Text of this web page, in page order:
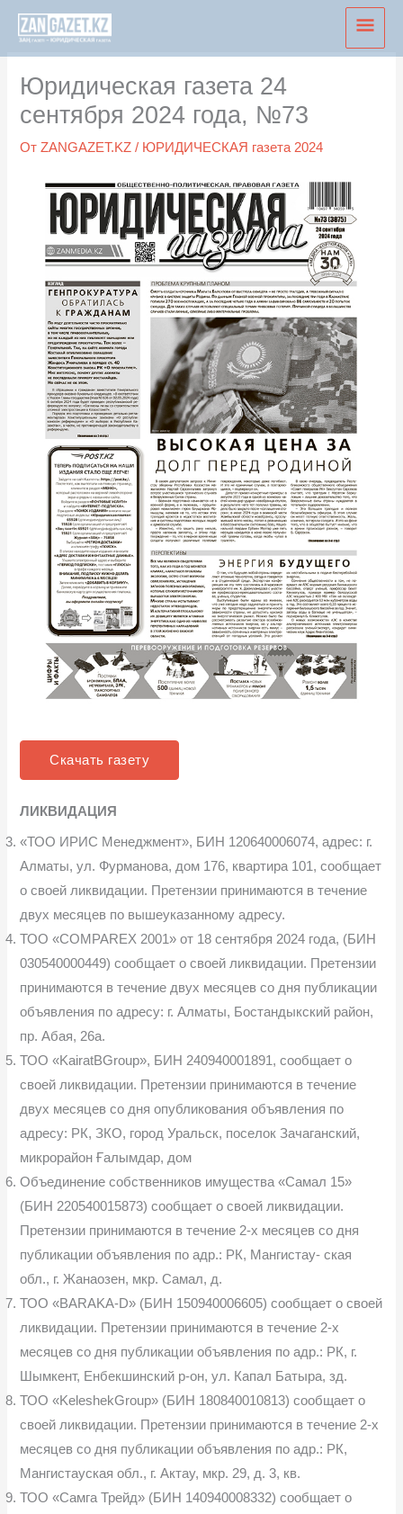
Перейти
содержимому
Юридическая газета 24
сентября 2024 года, №73
ОтZANGAZET.KZ/ ЮРИДИЧЕСКАЯ газета 2024
Скачать газету
ЛИКВИДАЦИЯ
«ТОО ИРИС Менеджмент», БИН 120640006074, адрес: г.
Алматы, ул. Фурманова, дом 176, квартира 101, сообщает
о своей ликвидации. Пре­тензии принимаются в течение
двух месяцев по вышеуказанному адресу.
ТОО «COMPAREX 2001» от 18 сентября 2024 года, (БИН
030540000449) сообщает о своей ликвидации. Претензии
принимаются в течение двух месяцев со дня публикации
объявления по адресу: г. Алматы, Бостандыкский район,
пр. Абая, 26а.
ТОО «KairatBGroup», БИН 240940001891, сообщает о
своей ликвида­ции. Претензии принимаются в течение
двух месяцев со дня опубликования объявления по
адресу: РК, ЗКО, город Уральск, поселок Зачаганский,
микро­район Ғалымдар, дом
Объединение собственников имущества «Самал 15»
(БИН 220540015873) сообщает о своей ликвидации.
Претензии принимаются в течение 2-х месяцев со дня
публикации объявления по адр.: РК, Мангистау- ская
обл., г. Жанаозен, мкр. Самал, д.
ТОО «BARAKA-D» (БИН 150940006605) сообщает о своей
ликви­дации. Претензии принимаются в течение 2-х
месяцев со дня публикации объявления по адр.: РК, г.
Шымкент, Енбекшинский р-он, ул. Капал Батыра, зд.
ТОО «KeleshekGroup» (БИН 180840010813) сообщает о
своей лик­видации. Претензии принимаются в течение 2-х
месяцев со дня публикации объявления по адр.: РК,
Мангистауская обл., г. Актау, мкр. 29, д. 3, кв.
ТОО «Самга Трейд» (БИН 140940008332) сообщает о